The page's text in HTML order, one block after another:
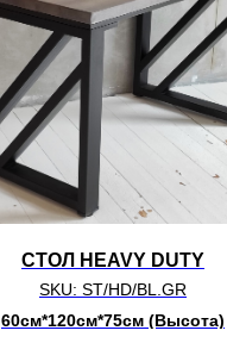
СТОЛ HEAVY DUTY
SKU: ST/HD/BL.GR
60см*120см*75см (Высота)